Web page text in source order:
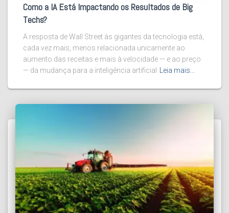
Como a IA Está Impactando os Resultados de Big
Techs?
A resposta de Wall Street às gigantes da tecnologia está,
cada vez mais, menos relacionada unicamente ao
aumento das receitas e mais à velocidade — e ao preço
— da mudança para a inteligência artificial
Leia mais…